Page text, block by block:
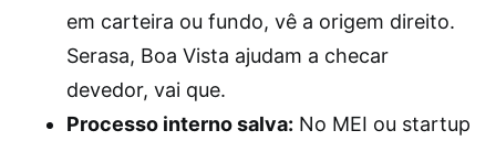
em carteira ou fundo, vê a origem direito.
Serasa, Boa Vista ajudam a checar
devedor, vai que.
Processo interno salva: No MEI ou startup